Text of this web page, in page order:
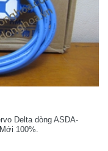
Delta dòng ASDA-
100%.